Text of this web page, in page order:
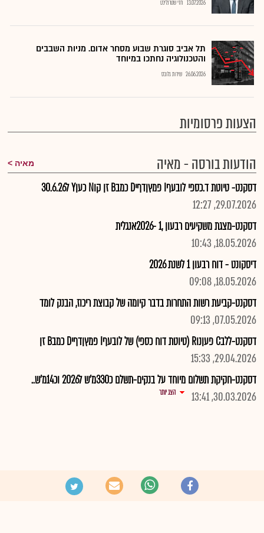
13.07.2026 חזי שטרנליכט
תל אביב סוגרת שבוע מסחר אדום. מניות השבבים
והטכנולוגיה נחתכו במיוחד
26.06.2026 שירות גלובס
הצעות פרסומיות
הודעות בורסה - מאיה
מאיה
דסקנט- טיוטת ד.כספי לובעףI פמץןדףיD כמבB זן קוN כעןY ל30.6.26
29.07.2026, 12:27
דסקנט-מצגת משקיעים רבעון ,1 -2026אנגלית
18.05.2026, 10:43
דיסקונט - דוח רבעון 1 לשנת 2026
18.05.2026, 09:08
דסקנט-קביעת רשות התחרות בדבר קיומה של קבוצת ריכוז, הבנק לומד
07.05.2026, 09:13
דסקנט-ללבC פעןנוR (טיוטת דוח כספי) של לובעףI פמץןדףיD כמבB זן
29.04.2026, 15:33
דסקנט-חקיקת תשלום מיוחד על בנקים-תשלם כ330מ'ש ל2026 וכ14מ'ש..
30.03.2026, 13:41
הצג יותר